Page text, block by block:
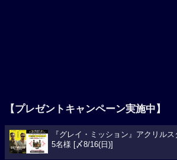
【プレゼントキャンペーン実施中】
『グレイ・ミッション』アクリルス
5名様 [〆8/16(日)]